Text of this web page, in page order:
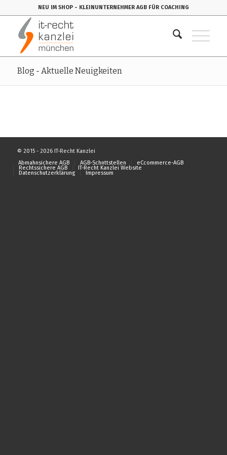
NEU IM SHOP - KLEINUNTERNEHMER AGB FÜR COACHING
Blog - Aktuelle Neuigkeiten
© 2015 - 2026 IT-Recht Kanzlei
Abmahnsichere AGB
AGB-Schnttstellen eCcommerce-AGB
Rechtssichere AGB IT-Recht Kanzlei Website
Datenschutzerklärung Impressum